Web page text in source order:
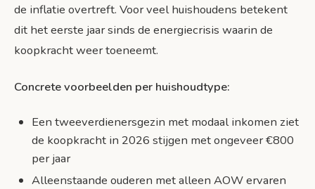
de inflatie overtreft. Voor veel huishoudens betekent
dit het eerste jaar sinds de energiecrisis waarin de
koopkracht weer toeneemt.
Concrete voorbeelden per huishoudtype:
Een tweeverdienersgezin met modaal inkomen ziet
de koopkracht in 2026 stijgen met ongeveer €800
per jaar
Alleenstaande ouderen met alleen AOW ervaren